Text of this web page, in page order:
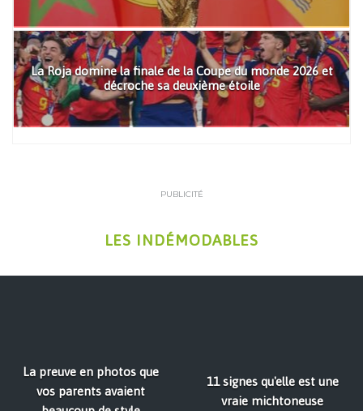
La Roja domine la finale de la Coupe du monde 2026 et
décroche sa deuxième étoile
PUBLICITÉ
LES INDÉMODABLES
La preuve en photos que
vos parents avaient
11 signes qu'elle est une
vraie michtoneuse